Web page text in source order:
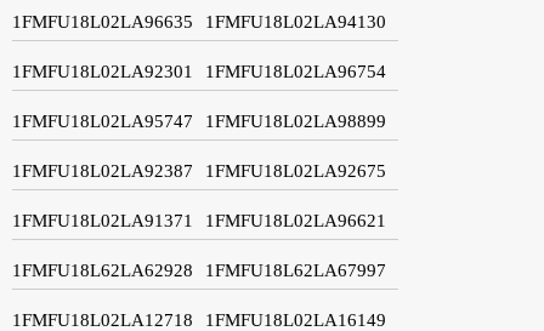
1FMFU18L02LA96635 1FMFU18L02LA94130
1FMFU18L02LA92301 1FMFU18L02LA96754
1FMFU18L02LA95747 1FMFU18L02LA98899
1FMFU18L02LA92387 1FMFU18L02LA92675
1FMFU18L02LA91371 1FMFU18L02LA96621
1FMFU18L62LA62928 1FMFU18L62LA67997
1FMFU18L02LA12718 1FMFU18L02LA16149